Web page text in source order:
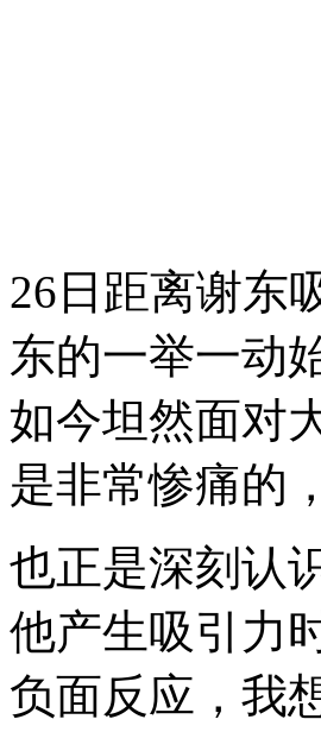
26日距离谢东
东的一举一动
如今坦然面对
是非常惨痛的
也正是深刻认
他产生吸引力
负面反应，我